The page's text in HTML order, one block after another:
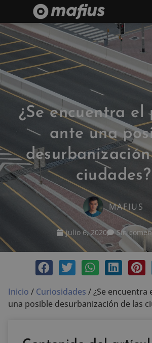
¿Se encuentra
ante una
ciudades?
MAFIUS
julio 6, 2020 Sin
Inicio / Curiosidades /¿Se encuentra
una posible desurbanización de las